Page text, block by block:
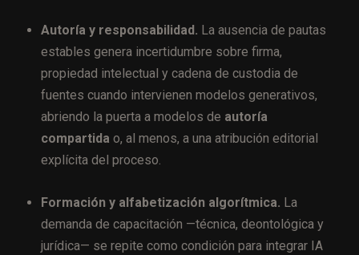
Autoría y responsabilidad. La ausencia de pautas
estables genera incertidumbre sobre firma,
propiedad intelectual y cadena de custodia de
fuentes cuando intervienen modelos generativos,
abriendo la puerta a modelos de autoría
compartida o, al menos, a una atribución editorial
explícita del proceso.
Formación y alfabetización algorítmica. La
demanda de capacitación —técnica, deontológica y
jurídica— se repite como condición para integrar IA